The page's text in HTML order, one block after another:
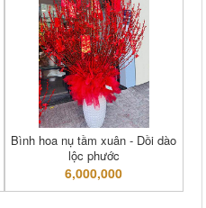
Bình hoa nụ tầm xuân - Dồi dào
lộc phước
6,000,000